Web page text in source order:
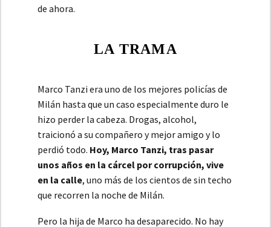
de ahora.
LA TRAMA
Marco Tanzi era uno de los mejores policías de
Milán hasta que un caso especialmente duro le
hizo perder la cabeza. Drogas, alcohol,
traicionó a su compañero y mejor amigo y lo
perdió todo. Hoy, Marco Tanzi, tras pasar
unos años en la cárcel por corrupción, vive
en la calle, uno más de los cientos de sin techo
que recorren la noche de Milán.
Pero la hija de Marco ha desaparecido. No hay